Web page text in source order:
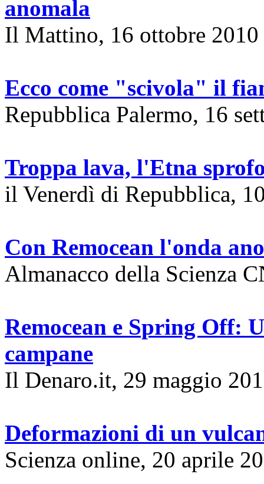
anomala
Il Mattino, 16 ottobre 2010
Ecco come "scivola" il
Repubblica Palermo, 16
Troppa lava, l'Etna
il Venerdì di Repubblica,
Con Remocean l'onda
Almanacco della Scienza
Remocean e Spring Off:
campane
Il Denaro.it, 29 maggio
Deformazioni di un
Scienza online, 20 aprile